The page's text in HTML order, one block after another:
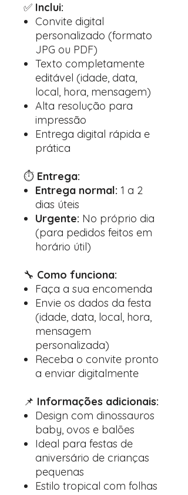
✅ Inclui:
Convite digital
personalizado (formato
JPG ou PDF)
Texto completamente
editável (idade, data,
local, hora, mensagem)
Alta resolução para
impressão
Entrega digital rápida e
prática
⏱️ Entrega:
Entrega normal: 1 a 2
dias úteis
Urgente: No próprio dia
(para pedidos feitos em
horário útil)
🔧 Como funciona:
Faça a sua encomenda
Envie os dados da festa
(idade, data, local, hora,
mensagem
personalizada)
Receba o convite pronto
a enviar digitalmente
📌 Informações adicionais:
Design com dinossauros
baby, ovos e balões
Ideal para festas de
aniversário de crianças
pequenas
Estilo tropical com folhas